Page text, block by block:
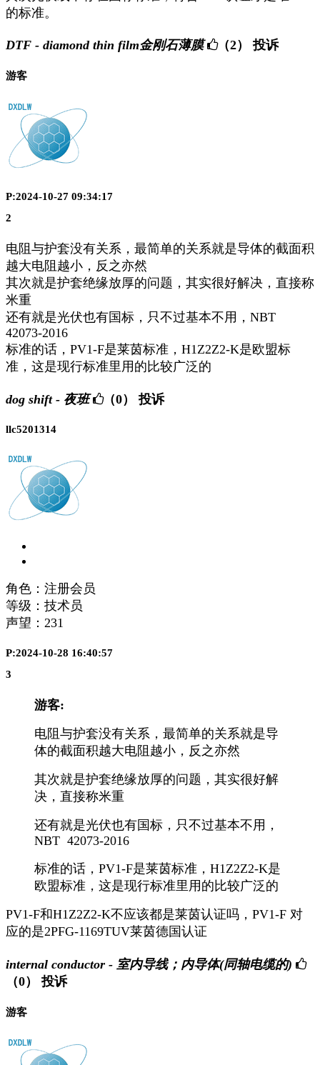
的标准。
DTF - diamond thin film金刚石薄膜 （2） 投诉
游客
P:2024-10-27 09:34:17
2
电阻与护套没有关系，最简单的关系就是导体的截面积
越大电阻越小，反之亦然
其次就是护套绝缘放厚的问题，其实很好解决，直接称
米重
还有就是光伏也有国标，只不过基本不用，NBT
42073-2016
标准的话，PV1-F是莱茵标准，H1Z2Z2-K是欧盟标
准，这是现行标准里用的比较广泛的
dog shift - 夜班 （0） 投诉
llc5201314
角色：注册会员
等级：技术员
声望： 231
P:2024-10-28 16:40:57
3
游客:
电阻与护套没有关系，最简单的关系就是导
体的截面积越大电阻越小，反之亦然
其次就是护套绝缘放厚的问题，其实很好解
决，直接称米重
还有就是光伏也有国标，只不过基本不用，
NBT 42073-2016
标准的话，PV1-F是莱茵标准，H1Z2Z2-K是
欧盟标准，这是现行标准里用的比较广泛的
PV1-F和H1Z2Z2-K不应该都是莱茵认证吗，PV1-F 对
应的是2PFG-1169TUV莱茵德国认证
internal conductor - 室内导线；内导体(同轴电缆的)
（0）
投诉
游客